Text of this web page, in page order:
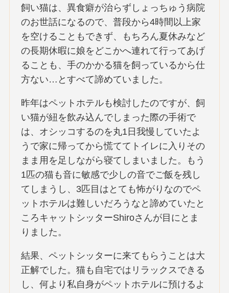
飼い猫は、異食癖が治らずしょっちゅう病院
のお世話になるので、普段から4時間以上家
を空けることもできず、もちろん夏休みなど
の長期休暇に娘をどこかへ連れて行ってあげ
ることも、手のかかる猫を飼っているから仕
方ない…とすべて諦めていました。
昨年はペットホテルも検討したのですが、飼
い猫が紐を飲み込んでしまった際の手術で
は、オシッコするのを丸1日我慢していたよ
うで家に帰ってから慌ててトイレに入りその
まま用を足しながら寝てしまいました。もう
1匹の猫も音に敏感で少しの音でご飯を残し
てしまうし、3匹目はとても怖がりなのでペ
ットホテルは難しいだろうなと諦めていたと
ころキャットシッターShiroさんが目にとま
りました。
結果、ペットシッターに来てもらうことは大
正解でした。猫も自宅ではリラックスできる
し、何より私自身がペットホテルに預けるよ